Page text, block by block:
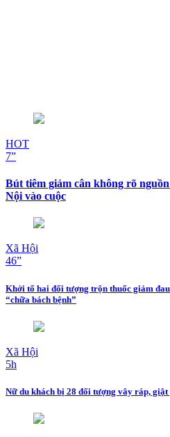
HOT
7”
Bút tiêm giảm cân không rõ
Nội vào cuộc
Xã Hội
46”
Khởi tố hai đối tượng trộn thuốc giảm
“chữa bách bệnh”
Xã Hội
5h
Nữ du khách bị 28 đối tượng vây ráp,